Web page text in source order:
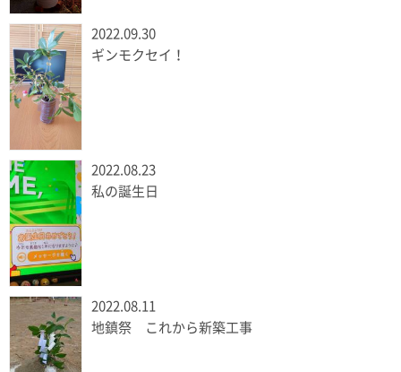
2022.09.30
ギンモクセイ！
2022.08.23
私の誕生日
2022.08.11
地鎮祭 これから新築工事